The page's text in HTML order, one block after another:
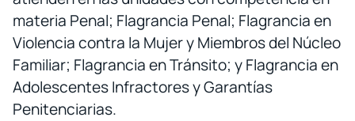
materia Penal; Flagrancia Penal; Flagrancia en
Violencia contra la Mujer y Miembros del Núcleo
Familiar; Flagrancia en Tránsito; y Flagrancia en
Adolescentes Infractores y Garantías
Penitenciarias.